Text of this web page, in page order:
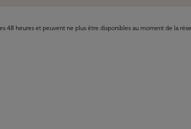
48 heures et peuvent ne plus être disponibles au moment de la